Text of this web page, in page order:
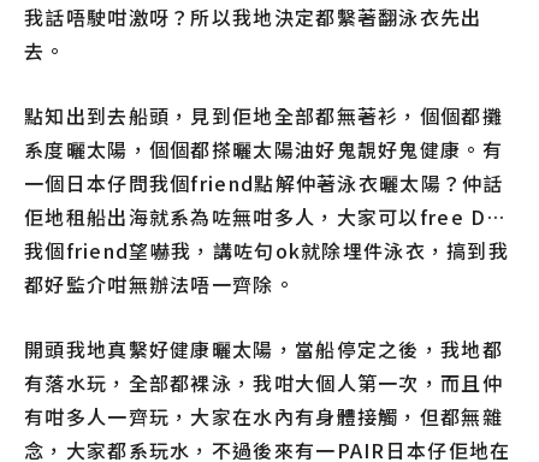
我話唔駛咁激呀？所以我地決定都繫著翻泳衣先出
去。
點知出到去船頭，見到佢地全部都無著衫，個個都攤
系度曬太陽，個個都搽曬太陽油好鬼靚好鬼健康。有
一個日本仔問我個friend點解仲著泳衣曬太陽？仲話
佢地租船出海就系為咗無咁多人，大家可以free D…
我個friend望嚇我，講咗句ok就除埋件泳衣，搞到我
都好監介咁無辦法唔一齊除。
開頭我地真繫好健康曬太陽，當船停定之後，我地都
有落水玩，全部都裸泳，我咁大個人第一次，而且仲
有咁多人一齊玩，大家在水內有身體接觸，但都無雜
念，大家都系玩水，不過後來有一PAIR日本仔佢地在